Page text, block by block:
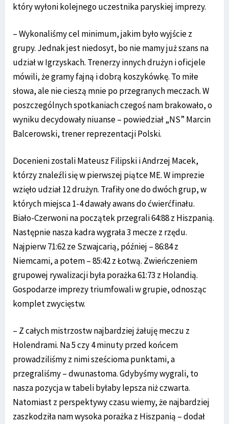
który wyłoni kolejnego uczestnika paryskiej imprezy.
– Wykonaliśmy cel minimum, jakim było wyjście z
grupy. Jednak jest niedosyt, bo nie mamy już szans na
udział w Igrzyskach. Trenerzy innych drużyn i oficjele
mówili, że gramy fajną i dobrą koszykówkę. To miłe
słowa, ale nie cieszą mnie po przegranych meczach. W
poszczególnych spotkaniach czegoś nam brakowało, o
wyniku decydowały niuanse – powiedział „NS” Marcin
Balcerowski, trener reprezentacji Polski.
Docenieni zostali Mateusz Filipski i Andrzej Macek,
którzy znaleźli się w pierwszej piątce ME. W imprezie
wzięło udział 12 drużyn. Trafiły one do dwóch grup, w
których miejsca 1-4 dawały awans do ćwierćfinału.
Biało-Czerwoni na początek przegrali 64:88 z Hiszpanią.
Następnie nasza kadra wygrała 3 mecze z rzędu.
Najpierw 71:62 ze Szwajcarią, później – 86:84 z
Niemcami, a potem – 85:42 z Łotwą. Zwieńczeniem
grupowej rywalizacji była porażka 61:73 z Holandią.
Gospodarze imprezy triumfowali w grupie, odnosząc
komplet zwycięstw.
– Z całych mistrzostw najbardziej żałuję meczu z
Holendrami. Na 5 czy 4 minuty przed końcem
prowadziliśmy z nimi sześcioma punktami, a
przegraliśmy – dwunastoma. Gdybyśmy wygrali, to
nasza pozycja w tabeli byłaby lepsza niż czwarta.
Natomiast z perspektywy czasu wiemy, że najbardziej
zaszkodziła nam wysoka porażka z Hiszpanią – dodał